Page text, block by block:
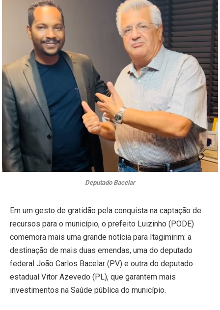
Deputado Bacelar
Em um gesto de gratidão pela conquista na captação de
recursos para o município, o prefeito Luizinho (PODE)
comemora mais uma grande notícia para Itagimirim: a
destinação de mais duas emendas, uma do deputado
federal João Carlos Bacelar (PV) e outra do deputado
estadual Vitor Azevedo (PL), que garantem mais
investimentos na Saúde pública do município.